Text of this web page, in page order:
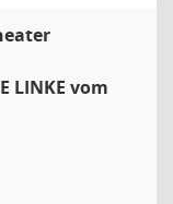
LINKE vom